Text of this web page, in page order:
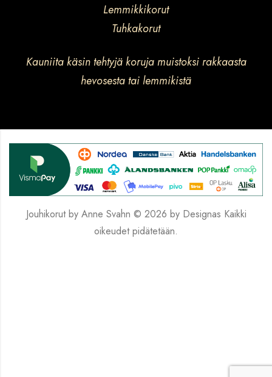
Lemmikkikorut
Tuhkakorut
Kauniita käsin tehtyjä koruja muistoksi rakkaasta
hevosesta tai lemmikistä
Jouhikorut by Anne Svahn © 2026 by Designas Kaikki
oikeudet pidätetään.